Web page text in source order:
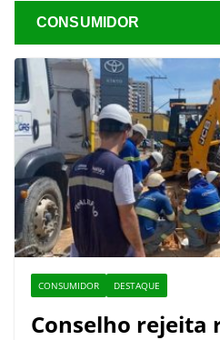
CONSUMIDOR
CONSUMIDOR DESTAQUE
Conselho rejeita